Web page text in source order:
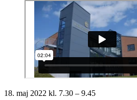
18. maj 2022 kl. 7.30 – 9.45